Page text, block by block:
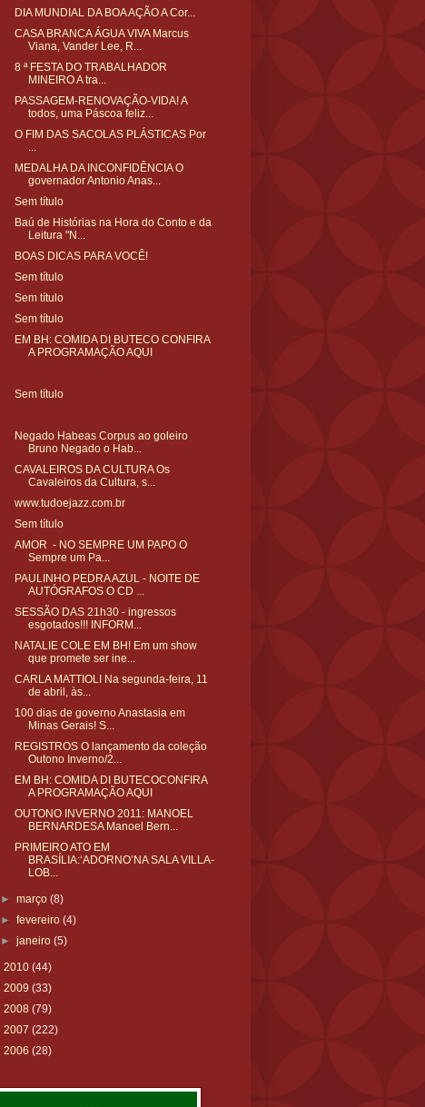
DIA MUNDIAL DA BOA AÇÃO A Cor...
CASA BRANCA ÁGUA VIVA Marcus
Viana, Vander Lee, R...
8 ª FESTA DO TRABALHADOR
MINEIRO A tra...
PASSAGEM-RENOVAÇÃO-VIDA! A
todos, uma Páscoa feliz...
O FIM DAS SACOLAS PLÁSTICAS Por
...
MEDALHA DA INCONFIDÊNCIA O
governador Antonio Anas...
Sem título
Baú de Histórias na Hora do Conto e da
Leitura "N...
BOAS DICAS PARA VOCÊ!
Sem título
Sem título
Sem título
EM BH: COMIDA DI BUTECO CONFIRA
A PROGRAMAÇÃO AQUI
Sem título
Negado Habeas Corpus ao goleiro
Bruno Negado o Hab...
CAVALEIROS DA CULTURA Os
Cavaleiros da Cultura, s...
www.tudoejazz.com.br
Sem título
AMOR - NO SEMPRE UM PAPO O
Sempre um Pa...
PAULINHO PEDRA AZUL - NOITE DE
AUTÓGRAFOS O CD ...
SESSÃO DAS 21h30 - ingressos
esgotados!!! INFORM...
NATALIE COLE EM BH! Em um show
que promete ser ine...
CARLA MATTIOLI Na segunda-feira, 11
de abril, às...
‎100 dias de governo Anastasia em
Minas Gerais! S...
REGISTROS O lançamento da coleção
Outono Inverno/2...
EM BH: COMIDA DI BUTECOCONFIRA
A PROGRAMAÇÃO AQUI
OUTONO INVERNO 2011: MANOEL
BERNARDESA Manoel Bern...
PRIMEIRO ATO EM
BRASÍLIA:‘ADORNO’NA SALA VILLA-
LOB...
►março(8)
►fevereiro(4)
►janeiro(5)
2010 (44)
2009 (33)
2008 (79)
2007 (222)
2006 (28)